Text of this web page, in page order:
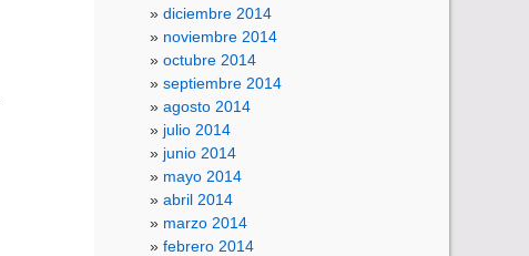
diciembre 2014
noviembre 2014
octubre 2014
septiembre 2014
agosto 2014
julio 2014
junio 2014
mayo 2014
abril 2014
marzo 2014
febrero 2014